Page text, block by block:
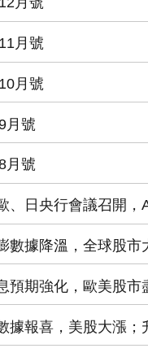
月號
月號
月號
月號
、日央行會議召開
數據降溫，全球股
預期強化，歐美股
據報喜，美股大漲